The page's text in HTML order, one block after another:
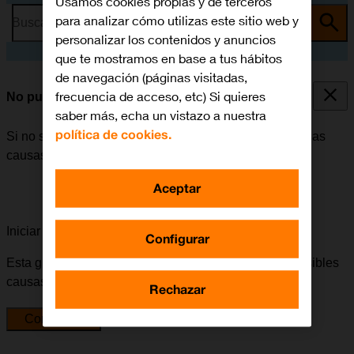
Busca por problema o tema
No puedo enviar ni recibir SMS
Si no se puede enviar ni recibir SMS, puede haber varias
causas posibles al problema.
Iniciar la guía para solucionar tu problema
Esta guía te va a conducir a través de una serie de posibles
causas y soluciones al problema.
Comenzar
para analizar cómo utilizas este sitio web y
personalizar los contenidos y anuncios
que te mostramos en base a tus hábitos
de navegación (páginas visitadas,
frecuencia de acceso, etc) Si quieres
saber más, echa un vistazo a nuestra
política de cookies.
Configurar
Rechazar
Aceptar